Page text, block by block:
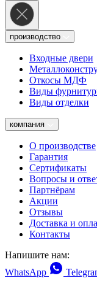
производство
Входные двери
Откосы МДФ
Виды
Виды отделки
компания
О производстве
Гарантия
Сертификаты
Вопросы и
Партнёрам
Акции
Отзывы
Доставка и
Контакты
Напишите нам:
WhatsApp